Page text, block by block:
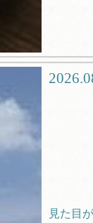
見た目